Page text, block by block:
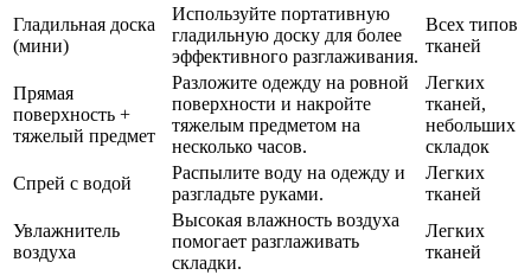
Гладильная доска
(мини)
Используйте портативную
гладильную доску для более
эффективного разглаживания.
Всех типов
тканей
Прямая
поверхность +
тяжелый предмет
Разложите одежду на ровной
поверхности и накройте
тяжелым предметом на
несколько часов.
Легких
тканей,
небольших
складок
Спрей с водой
Распылите воду на одежду и
разгладьте руками.
Легких
тканей
Увлажнитель
воздуха
Высокая влажность воздуха
помогает разглаживать
складки.
Легких
тканей